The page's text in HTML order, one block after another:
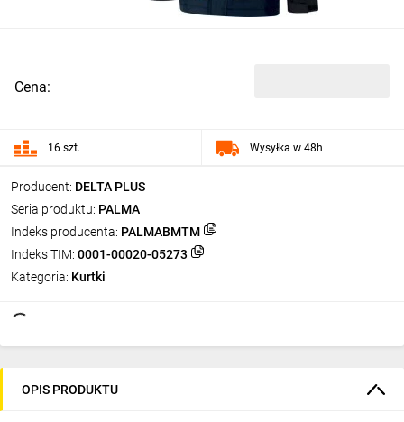
Producent: DELTA PLUS
Seria produktu: PALMA
Indeks producenta: PALMABMTM
Indeks TIM: 0001-00020-05273
Kategoria: Kurtki
Cena:
16 szt. Wysyłka w 48h
OPIS PRODUKTU